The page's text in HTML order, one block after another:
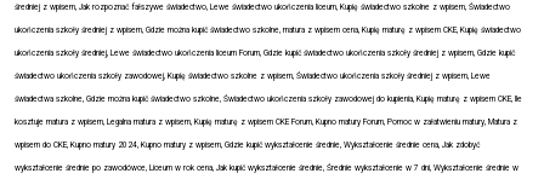
średniej z wpisem, Jak rozpoznać fałszywe świadectwo, Lewe świadectwo ukończenia liceum, Kupię świadectwo szkolne z wpisem, Świadectwo
ukończenia szkoły średniej z wpisem, Gdzie można kupić świadectwo szkolne, matura z wpisem cena, Kupię maturę z wpisem CKE, Kupię świadectwo
ukończenia szkoły średniej, Lewe świadectwo ukończenia liceum Forum, Gdzie kupić świadectwo ukończenia szkoły średniej z wpisem, Gdzie kupić
świadectwo ukończenia szkoły zawodowej, Kupię świadectwo szkolne z wpisem, Świadectwo ukończenia szkoły średniej z wpisem, Lewe
świadectwa szkolne, Gdzie można kupić świadectwo szkolne, Świadectwo ukończenia szkoły zawodowej do kupienia, Kupię maturę z wpisem CKE, Ile
kosztuje matura z wpisem, Legalna matura z wpisem, Kupię maturę z wpisem CKE Forum, Kupno matury Forum, Pomoc w załatwieniu matury, Matura z
wpisem do CKE, Kupno matury 2024, Kupno matury z wpisem, Gdzie kupić wykształcenie średnie, Wykształcenie średnie cena, Jak zdobyć
wykształcenie średnie po zawodówce, Liceum w rok cena, Jak kupić wykształcenie średnie, Średnie wykształcenie w 7 dni, Wykształcenie średnie w